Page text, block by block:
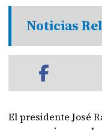
Noticias
El presidente José